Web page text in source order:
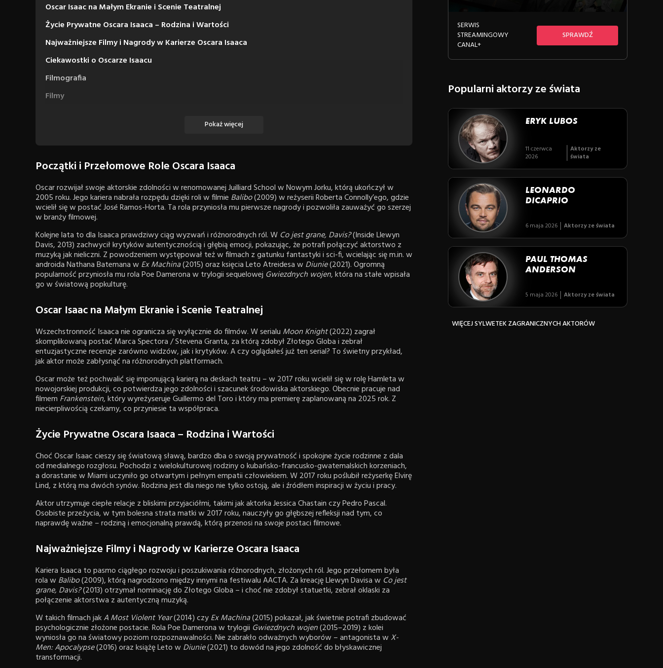
Oscar Isaac na Małym Ekranie i Scenie Teatralnej
Życie Prywatne Oscara Isaaca – Rodzina i Wartości
Najważniejsze Filmy i Nagrody w Karierze Oscara Isaaca
Ciekawostki o Oscarze Isaacu
Filmografia
Filmy
Pokaż więcej
Początki i Przełomowe Role Oscara Isaaca
Oscar rozwijał swoje aktorskie zdolności w renomowanej Juilliard School w Nowym Jorku, którą ukończył w
2005 roku. Jego kariera nabrała rozpędu dzięki roli w filmie Balibo(2009) w reżyserii Roberta Connolly’ego, gdzie
wcielił się w postać José Ramos-Horta. Ta rola przyniosła mu pierwsze nagrody i pozwoliła zauważyć go szerzej
w branży filmowej.
Kolejne lata to dla Isaaca prawdziwy ciąg wyzwań i różnorodnych ról. W Co jest grane, Davis?(Inside Llewyn
Davis, 2013) zachwycił krytyków autentycznością i głębią emocji, pokazując, że potrafi połączyć aktorstwo z
muzyką jak nieliczni. Z powodzeniem występował też w filmach z gatunku fantastyki i sci-fi, wcielając się m.in. w
androida Nathana Batemana w Ex Machina(2015) oraz księcia Leto Atreidesa w Diunie(2021). Ogromną
popularność przyniosła mu rola Poe Damerona w trylogii sequelowej Gwiezdnych wojen, która na stałe wpisała
go w światową popkulturę.
Oscar Isaac na Małym Ekranie i Scenie Teatralnej
Wszechstronność Isaaca nie ogranicza się wyłącznie do filmów. W serialu Moon Knight(2022) zagrał
skomplikowaną postać Marca Spectora / Stevena Granta, za którą zdobył Złotego Globa i zebrał
entuzjastyczne recenzje zarówno widzów, jak i krytyków. A czy oglądałeś już ten serial? To świetny przykład,
jak aktor może zabłysnąć na różnorodnych platformach.
Oscar może też pochwalić się imponującą karierą na deskach teatru – w 2017 roku wcielił się w rolę Hamleta w
nowojorskiej produkcji, co potwierdza jego zdolności i szacunek środowiska aktorskiego. Obecnie pracuje nad
filmem Frankenstein, który wyreżyseruje Guillermo del Toro i który ma premierę zaplanowaną na 2025 rok. Z
niecierpliwością czekamy, co przyniesie ta współpraca.
Życie Prywatne Oscara Isaaca – Rodzina i Wartości
Choć Oscar Isaac cieszy się światową sławą, bardzo dba o swoją prywatność i spokojne życie rodzinne z dala
od medialnego rozgłosu. Pochodzi z wielokulturowej rodziny o kubańsko-francusko-gwatemalskich korzeniach,
a dorastanie w Miami uczyniło go otwartym i pełnym empatii człowiekiem. W 2017 roku poślubił reżyserkę Elvirę
Lind, z którą ma dwóch synów. Rodzina jest dla niego nie tylko ostoją, ale i źródłem inspiracji w życiu i pracy.
Aktor utrzymuje ciepłe relacje z bliskimi przyjaciółmi, takimi jak aktorka Jessica Chastain czy Pedro Pascal.
Osobiste przeżycia, w tym bolesna strata matki w 2017 roku, nauczyły go głębszej refleksji nad tym, co
naprawdę ważne – rodziną i emocjonalną prawdą, którą przenosi na swoje postaci filmowe.
Najważniejsze Filmy i Nagrody w Karierze Oscara Isaaca
Kariera Isaaca to pasmo ciągłego rozwoju i poszukiwania różnorodnych, złożonych ról. Jego przełomem była
rola w Balibo(2009), którą nagrodzono między innymi na festiwalu AACTA. Za kreację Llewyn Davisa w Co jest
grane, Davis?(2013) otrzymał nominację do Złotego Globa – i choć nie zdobył statuetki, zebrał oklaski za
połączenie aktorstwa z autentyczną muzyką.
W takich filmach jakA Most Violent Year(2014) czyEx Machina(2015) pokazał, jak świetnie potrafi zbudować
psychologicznie złożone postacie. Rola Poe Damerona w trylogii Gwiezdnych wojen(2015–2019) z kolei
wyniosła go na światowy poziom rozpoznawalności. Nie zabrakło odważnych wyborów – antagonista w X-
Men: Apocalypse(2016) oraz książę Leto w Diunie(2021) to dowód na jego zdolność do błyskawicznej
transformacji.
SERWIS
STREAMINGOWY
CANAL+
SPRAWDŹ
Popularni aktorzy ze świata
ERYK LUBOS
11 czerwca
2026
Aktorzy ze
świata
LEONARDO
DICAPRIO
6 maja 2026 Aktorzy ze świata
PAUL THOMAS
ANDERSON
5 maja 2026 Aktorzy ze świata
WIĘCEJ SYLWETEK ZAGRANICZNYCH AKTORÓW